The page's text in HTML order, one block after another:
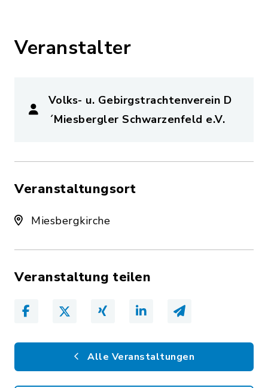
Veranstalter
Volks- u. Gebirgstrachtenverein D
´Miesbergler Schwarzenfeld e.V.
Veranstaltungsort
Miesbergkirche
Veranstaltung teilen
Alle Veranstaltungen